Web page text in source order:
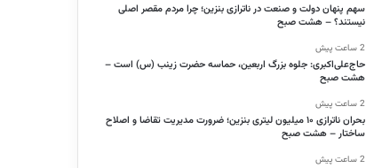
سهم پنهان دولت و صنعت در ناترازی بنزین؛ چرا مردم مقصر اصلی
نیستند؟ – هشت صبح
2 ساعت پیش
حاج‌علی‌اکبری: جلوه بزرگ اربعین، حماسه حضرت زینب (س) است –
هشت صبح
2 ساعت پیش
بحران ناترازی ۱۰ میلیون لیتری بنزین؛ ضرورت مدیریت تقاضا و اصلاح
ساختار – هشت صبح
2 ساعت پیش